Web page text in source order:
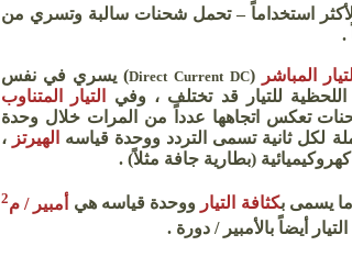
الأكثر استخداماً – تحمل شحنات سالبة وتسري من
.
التيار المباشر (
Direct Current DC
) يسري في نفس
للتيار قد تختلف ، وفي
التيار المتناوب
تعكس اتجاهها عدداً من المرات خلال وحدة
لكل ثانية تسمى التردد ووحدة قياسه
الهيرتز ،
(بطارية جافة مثلاً) .
يسمى بكثافة التيار ووحدة قياسه هي أمبير / م2
أيضاً بالأمبير / دورة .